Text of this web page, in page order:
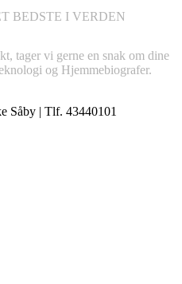
BEDSTE I VERDEN
MØDE
tager vi gerne en snak om dine
og Hjemmebiografer.
Såby | Tlf. 43440101